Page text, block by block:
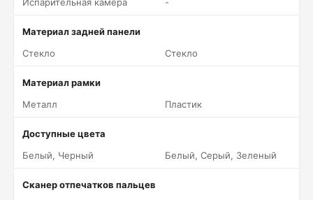
Материал задней панели
Стекло
Стекло
Материал рамки
Металл
Пластик
Доступные цвета
Белый, Черный
Белый, Серый, Зеленый
Сканер отпечатков пальцев